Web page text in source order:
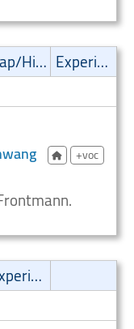
Rap/Hip-Hop/RnB
Experimental
+voc
Experimental